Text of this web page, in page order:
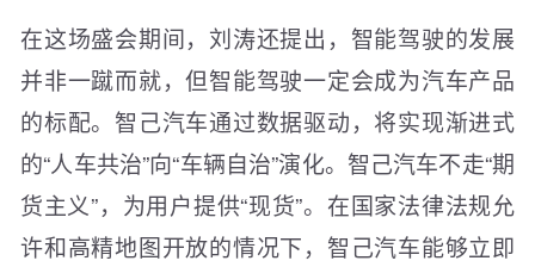
在这场盛会期间，刘涛还提出，智能驾驶的发展
并非一蹴而就，但智能驾驶一定会成为汽车产品
的标配。智己汽车通过数据驱动，将实现渐进式
的“人车共治”向“车辆自治”演化。智己汽车不走“期
货主义”，为用户提供“现货”。在国家法律法规允
许和高精地图开放的情况下，智己汽车能够立即